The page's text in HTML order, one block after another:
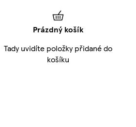
Prázdný košík
Tady uvidíte položky přidané do
košíku